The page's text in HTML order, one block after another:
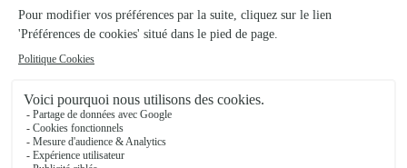
Ham Fleurs
Eppeville
36 avenue André Delorme
Voir la boutique